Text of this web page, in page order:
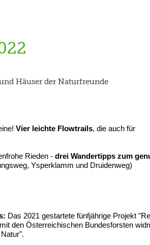
Häuser der Naturfreunde
Vier leichte Flowtrails, die auch für
Rieden - drei Wandertipps zum
Ysperklamm und Druidenweg)
Das 2021 gestartete fünfjährige Projekt
den Österreichischen Bundesforsten